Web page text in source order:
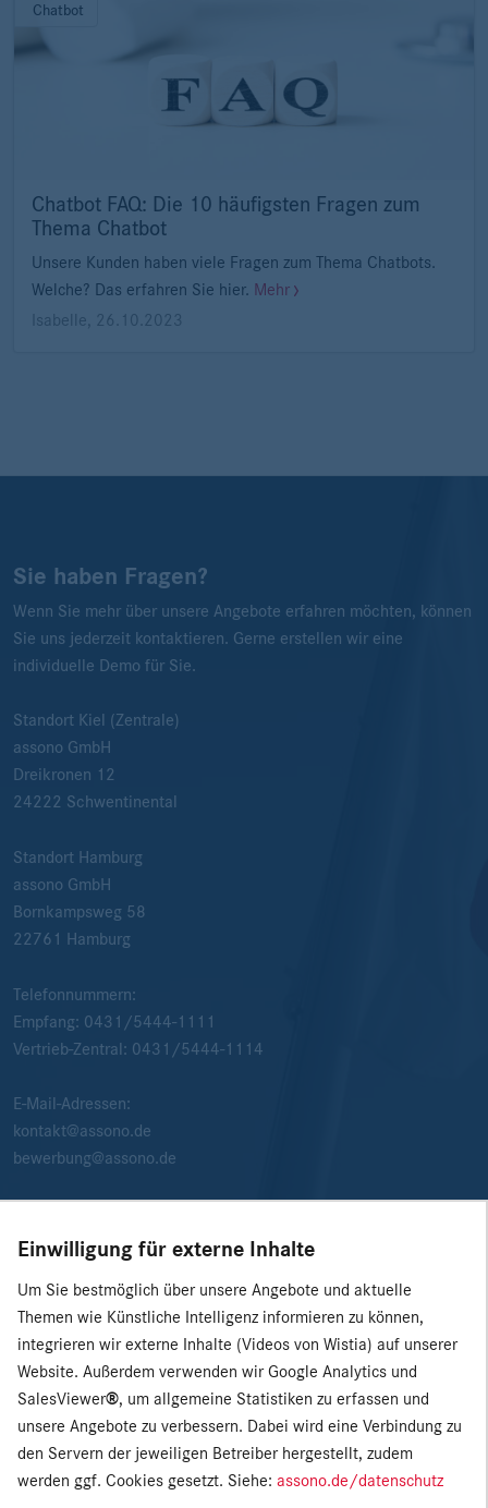
Chatbot
Chatbot FAQ: Die 10 häufigsten Fragen zum
Thema Chatbot
Unsere Kunden haben viele Fragen zum Thema Chatbots.
Welche? Das erfahren Sie hier. Mehr
Isabelle
26.10.2023
Sie haben Fragen?
Wenn Sie mehr über unsere Angebote erfahren möchten, können
Sie uns jederzeit kontaktieren. Gerne erstellen wir eine
individuelle Demo für Sie.
Standort Kiel (Zentrale)
assono GmbH
Dreikronen 12
24222 Schwentinental
Standort Hamburg
assono GmbH
Bornkampsweg 58
22761
Hamburg
Telefonnummern:
Empfang: 0431/5444-1111
Vertrieb-Zentral: 0431/5444-1114
E-Mail-Adressen:
kontakt@assono.de
bewerbung@assono.de
Einwilligung für externe Inhalte
Um Sie bestmöglich über unsere Angebote und aktuelle
Themen wie Künstliche Intelligenz informieren zu können,
integrieren wir externe Inhalte (Videos von Wistia) auf unserer
Website. Außerdem verwenden wir Google Analytics und
SalesViewer®, um allgemeine Statistiken zu erfassen und
unsere Angebote zu verbessern. Dabei wird eine Verbindung zu
den Servern der jeweiligen Betreiber hergestellt, zudem
werden ggf. Cookies gesetzt. Siehe: assono.de/datenschutz